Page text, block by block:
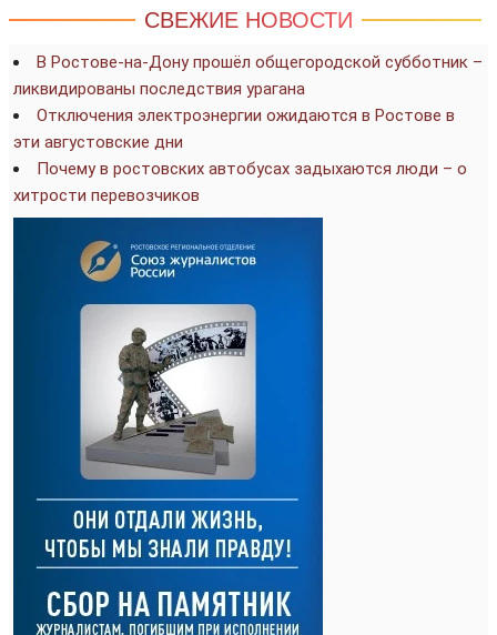
СВЕЖИЕ НОВОСТИ
В Ростове-на-Дону прошёл общегородской субботник –
ликвидированы последствия урагана
Отключения электроэнергии ожидаются в Ростове в
эти августовские дни
Почему в ростовских автобусах задыхаются люди – о
хитрости перевозчиков